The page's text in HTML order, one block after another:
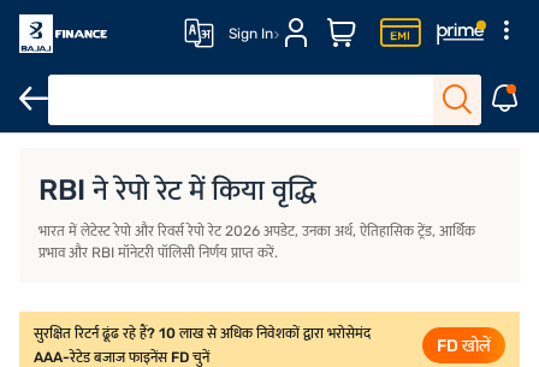
Sign In
RBI ने रेपो रेट में किया वृद्धि
भारत में लेटेस्ट रेपो और रिवर्स रेपो रेट 2026 अपडेट, उनका अर्थ, ऐतिहासिक ट्रेंड, आर्थिक
प्रभाव और RBI मॉनेटरी पॉलिसी निर्णय प्राप्त करें.
सुरक्षित रिटर्न ढूंढ रहे हैं? 10 लाख से अधिक निवेशकों द्वारा भरोसेमंद
AAA-रेटेड बजाज फाइनेंस FD चुनें
FD खोलें